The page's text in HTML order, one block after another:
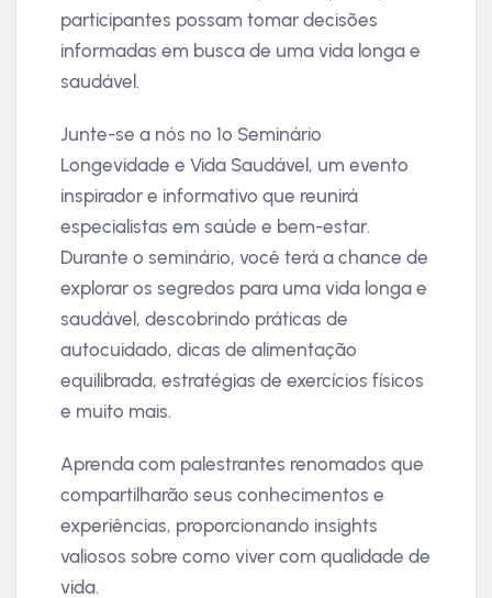
participantes possam tomar decisões
informadas em busca de uma vida longa e
saudável.
Junte-se a nós no 1º Seminário
Longevidade e Vida Saudável, um evento
inspirador e informativo que reunirá
especialistas em saúde e bem-estar.
Durante o seminário, você terá a chance de
explorar os segredos para uma vida longa e
saudável, descobrindo práticas de
autocuidado, dicas de alimentação
equilibrada, estratégias de exercícios físicos
e muito mais.
Aprenda com palestrantes renomados que
compartilharão seus conhecimentos e
experiências, proporcionando insights
valiosos sobre como viver com qualidade de
vida.